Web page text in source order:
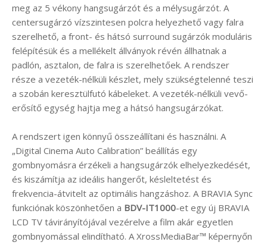
meg az 5 vékony hangsugárzót és a mélysugárzót. A
centersugárzó vízszintesen polcra helyezhető vagy falra
szerelhető, a front- és hátsó surround sugárzók moduláris
felépítésük és a mellékelt állványok révén állhatnak a
padlón, asztalon, de falra is szerelhetőek. A rendszer
része a vezeték-nélküli készlet, mely szükségtelenné teszi
a szobán keresztülfutó kábeleket. A vezeték-nélküli vevő-
erősítő egység hajtja meg a hátsó hangsugárzókat.
A rendszert igen könnyű összeállítani és használni. A
„Digital Cinema Auto Calibration” beállítás egy
gombnyomásra érzékeli a hangsugárzók elhelyezkedését,
és kiszámítja az ideális hangerőt, késleltetést és
frekvencia-átvitelt az optimális hangzáshoz. A BRAVIA Sync
funkciónak köszönhetően a BDV-IT1000-et egy új BRAVIA
LCD TV távirányítójával vezérelve a film akár egyetlen
gombnyomással elindítható. A XrossMediaBar™ képernyőn